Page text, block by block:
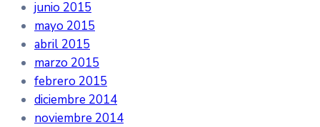
junio 2015
mayo 2015
abril 2015
marzo 2015
febrero 2015
diciembre 2014
noviembre 2014